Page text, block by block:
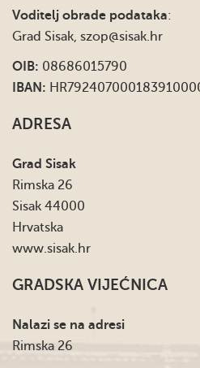
Voditelj obrade podataka:
Grad Sisak, szop@sisak.hr
OIB: 08686015790
IBAN:
ADRESA
Grad Sisak
Rimska 26
Sisak 44000
Hrvatska
www.sisak.hr
GRADSKA VIJEĆNICA
Nalazi se na adresi
Rimska 26